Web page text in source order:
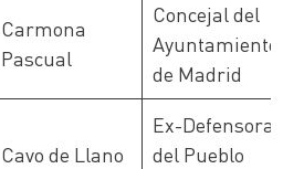
Carmona
Pascual
Concejal del
Ayuntamiento
de Madrid
Cavo de Llano
Ex-Defensora
del Pueblo